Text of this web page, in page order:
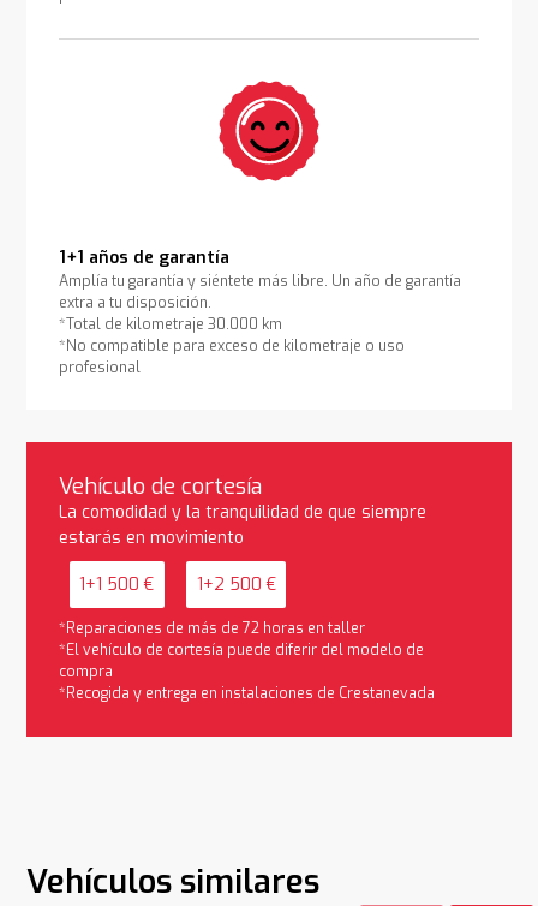
1+1 años de garantía
Amplía tu garantía y siéntete más libre. Un año de garantía
extra a tu disposición.
*Total de kilometraje 30.000 km
*No compatible para exceso de kilometraje o uso
profesional
Vehículo de cortesía
La comodidad y la tranquilidad de que siempre
estarás en movimiento
1+1 500 € 1+2 500 €
*Reparaciones de más de 72 horas en taller
*El vehículo de cortesía puede diferir del modelo de
compra
*Recogida y entrega en instalaciones de Crestanevada
Vehículos similares